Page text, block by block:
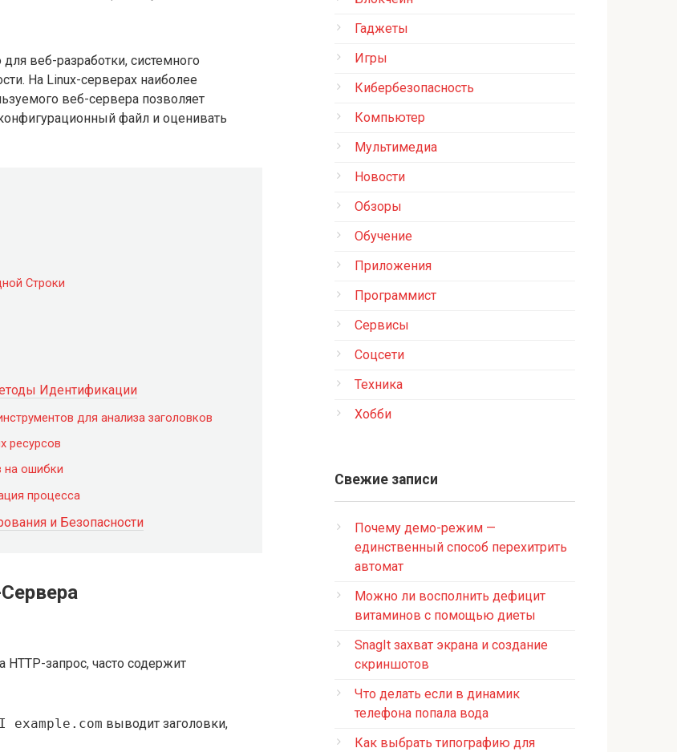
веб-разработки, системного
На Linux-серверах наиболее
веб-сервера позволяет
файл и оценивать
Строки
Идентификации
для анализа заголовков
ресурсов
на ошибки
процесса
и Безопасности
запрос, часто содержит
выводит заголовки,
Гаджеты
Игры
Кибербезопасность
Компьютер
Мультимедиа
Новости
Обзоры
Обучение
Приложения
Программист
Сервисы
Соцсети
Техника
Хобби
Свежие записи
Почему демо-режим —
единственный способ перехитрить
автомат
Можно ли восполнить дефицит
витаминов с помощью диеты
SnagIt захват экрана и создание
скриншотов
Что делать если в динамик
телефона попала вода
Как выбрать типографию для